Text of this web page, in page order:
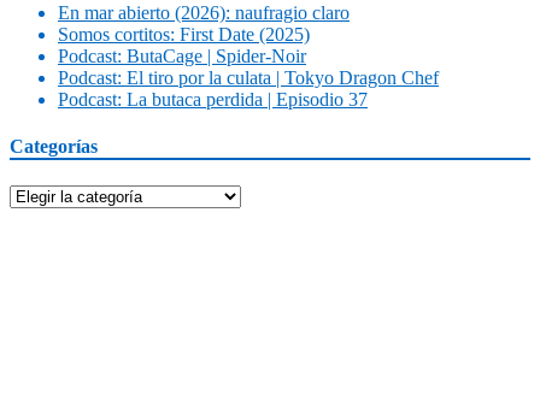
En mar abierto (2026): naufragio claro
Somos cortitos: First Date (2025)
Podcast: ButaCage | Spider-Noir
Podcast: El tiro por la culata | Tokyo Dragon Chef
Podcast: La butaca perdida | Episodio 37
Categorías
Categorías